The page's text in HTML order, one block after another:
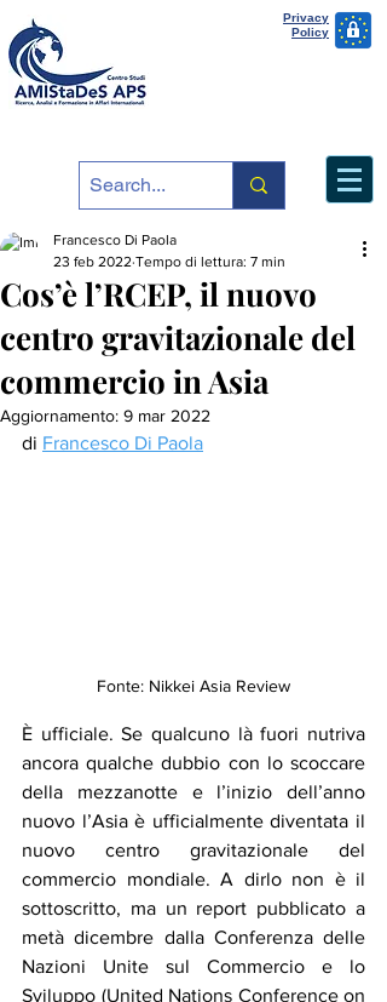
Privacy
Policy
Cos’è l’RCEP, il nuovo
centro gravitazionale del
commercio in Asia
Francesco Di Paola
23 feb 2022 Tempo di lettura: 7 min
Aggiornamento: 9 mar 2022
di Francesco Di Paola
Fonte: Nikkei Asia Review
È ufficiale. Se qualcuno là fuori nutriva
ancora qualche dubbio con lo scoccare
della mezzanotte e l’inizio dell’anno
nuovo l’Asia è ufficialmente diventata il
nuovo centro gravitazionale del
commercio mondiale. A dirlo non è il
sottoscritto, ma un report pubblicato a
metà dicembre dalla Conferenza delle
Nazioni Unite sul Commercio e lo
Sviluppo (United Nations Conference on